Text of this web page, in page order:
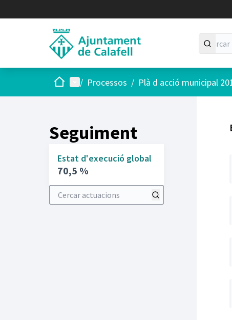
Inici Menú principal
/ Processos / Plà d acció municipal
Seguiment
Estat d'execució global
70,5 %
Cercar actuacions